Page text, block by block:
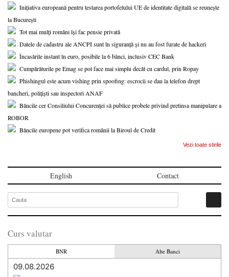
Inițiativa europeană pentru testarea portofelului UE de identitate digitală se reunește
la București
Tot mai mulți români își fac pensie privată
Datele de cadastru ale ANCPI sunt în siguranță și nu au fost furate de hackeri
Încasările instant în euro, posibile la 6 bănci, inclusiv CEC Bank
Cumpărăturile pe Emag se pot face mai simplu decât cu cardul, prin Ropay
Phishingul este acum vishing prin spoofing: escrocii se dau la telefon drept
bancheri, polițiști sau inspectori ANAF
Băncile cer Consiliului Concurenței să publice probele privind pretinsa manipulare a
ROBOR
Băncile europene pot verifica românii la Biroul de Credit
Vezi toate stirile
English Contact
Curs valutar
BNR Alte Banci
09.08.2026